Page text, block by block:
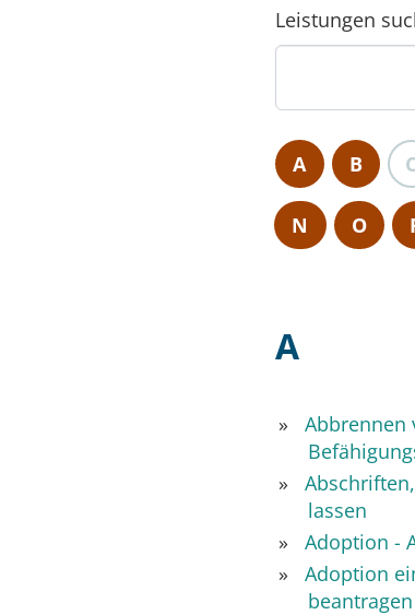
A B
N O
Leistungen
A
Abbrennen
lassen
Adoption -
Adoption
beantragen